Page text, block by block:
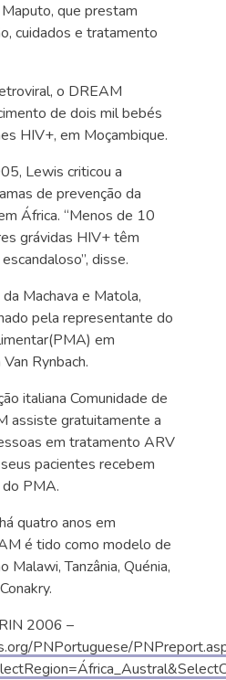
que prestam
cuidados e tratamento
o DREAM
de dois mil bebés
HIV+, em Moçambique.
Lewis criticou a
de prevenção da
África. “Menos de 10
grávidas HIV+ têm
disse.
Machava e Matola,
pela representante do
em
Rynbach.
italiana Comunidade de
assiste gratuitamente a
em tratamento ARV
pacientes recebem
PMA.
quatro anos em
é tido como modelo de
Malawi, Tanzânia, Quénia,
2006 –
PNPortuguese/